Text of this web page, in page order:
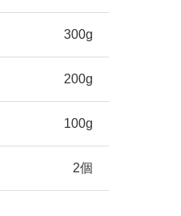
300g
200g
100g
2個